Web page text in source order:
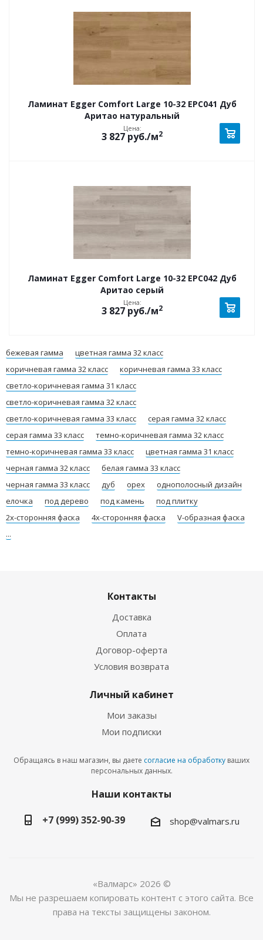
Ламинат Egger Comfort Large 10-32 EPC041 Дуб
Аритао натуральный
Цена:
3 827 руб./м2
Ламинат Egger Comfort Large 10-32 EPC042 Дуб
Аритао серый
Цена:
3 827 руб./м2
бежевая гамма
цветная гамма 32 класс
коричневая гамма 32 класс
коричневая гамма 33 класс
светло-коричневая гамма 31 класс
светло-коричневая гамма 32 класс
светло-коричневая гамма 33 класс
серая гамма 32 класс
серая гамма 33 класс
темно-коричневая гамма 32 класс
темно-коричневая гамма 33 класс
цветная гамма 31 класс
черная гамма 32 класс
белая гамма 33 класс
черная гамма 33 класс
дуб орех
однополосный дизайн
елочка
под дерево под камень
под плитку
2х-сторонняя фаска
4х-сторонняя фаска
V-образная фаска
...
Контакты
Доставка
Оплата
Договор-оферта
Условия возврата
Личный кабинет
Мои заказы
Мои подписки
Обращаясь в наш магазин, вы даете согласие на обработку ваших
персональных данных.
Наши контакты
+7 (999) 352-90-39
shop@valmars.ru
«Валмарс» 2026 ©
Мы не разрешаем копировать контент с этого сайта. Все
права на тексты защищены законом.